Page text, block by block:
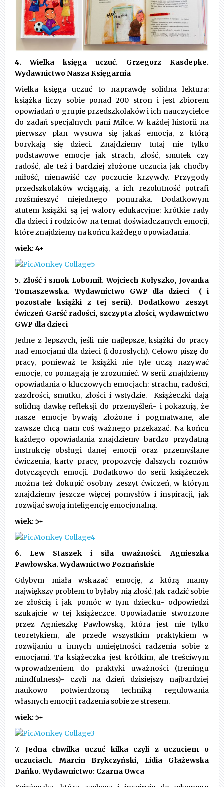
4. Wielka księga uczuć. Grzegorz Kasdepke.
Wydawnictwo Nasza Księgarnia
Wielka księga uczuć to naprawdę solidna lektura:
książka liczy sobie ponad 200 stron i jest zbiorem
opowiadań o grupie przedszkolaków i ich nauczycielce
do zadań specjalnych pani Miłce. W każdej historii na
pierwszy plan wysuwa się jakaś emocja, z którą
borykają się dzieci. Znajdziemy tutaj nie tylko
podstawowe emocje jak strach, złość, smutek czy
radość, ale też i bardziej złożone uczucia jak choćby
miłość, nienawiść czy poczucie krzywdy. Przygody
przedszkolaków wciągają, a ich rezolutność potrafi
rozśmieszyć niejednego ponuraka. Dodatkowym
atutem książki są jej walory edukacyjne: krótkie rady
dla dzieci i rodziców na temat doświadczanych emocji,
które znajdziemy na końcu każdego opowiadania.
wiek: 4+
5. Złość i smok Lobomił. Wojciech Kołyszko, Jovanka
Tomaszewska. Wydawnictwo GWP dla dzieci ( i
pozostałe książki z tej serii). Dodatkowo zeszyt
ćwiczeń Garść radości, szczypta złości, wydawnictwo
GWP dla dzieci
Jedne z lepszych, jeśli nie najlepsze, książki do pracy
nad emocjami dla dzieci (i dorosłych). Celowo piszę do
pracy, ponieważ te książki nie tyle uczą nazywać
emocje, co pomagają je zrozumieć. W serii znajdziemy
opowiadania o kluczowych emocjach: strachu, radości,
zazdrości, smutku, złości i wstydzie. Książeczki dają
solidną dawkę refleksji do przemyśleń- i pokazują, że
nasze emocje bywają złożone i pogmatwane, ale
zawsze chcą nam coś ważnego przekazać. Na końcu
każdego opowiadania znajdziemy bardzo przydatną
instrukcję obsługi danej emocji oraz przemyślane
ćwiczenia, karty pracy, propozycję dalszych rozmów
dotyczących emocji. Dodatkowo do serii książeczek
można też dokupić osobny zeszyt ćwiczeń, w którym
znajdziemy jeszcze więcej pomysłów i inspiracji, jak
rozwijać swoją inteligencję emocjonalną.
wiek: 5+
6. Lew Staszek i siła uważności. Agnieszka
Pawłowska. Wydawnictwo Poznańskie
Gdybym miała wskazać emocję, z którą mamy
największy problem to byłaby nią złość. Jak radzić sobie
ze złością i jak pomóc w tym dziecku- odpowiedzi
szukajcie w tej książeczce. Opowiadanie stworzone
przez Agnieszkę Pawłowską, która jest nie tylko
teoretykiem, ale przede wszystkim praktykiem w
rozwijaniu u innych umiejętności radzenia sobie z
emocjami. Ta książeczka jest krótkim, ale treściwym
wprowadzeniem do praktyki uważności (treningu
mindfulness)- czyli na dzień dzisiejszy najbardziej
naukowo potwierdzoną techniką regulowania
własnych emocji i radzenia sobie ze stresem.
wiek: 5+
7. Jedna chwilka uczuć kilka czyli z uczuciem o
uczuciach. Marcin Brykczyński, Lidia Głażewska
Dańko. Wydawnictwo: Czarna Owca